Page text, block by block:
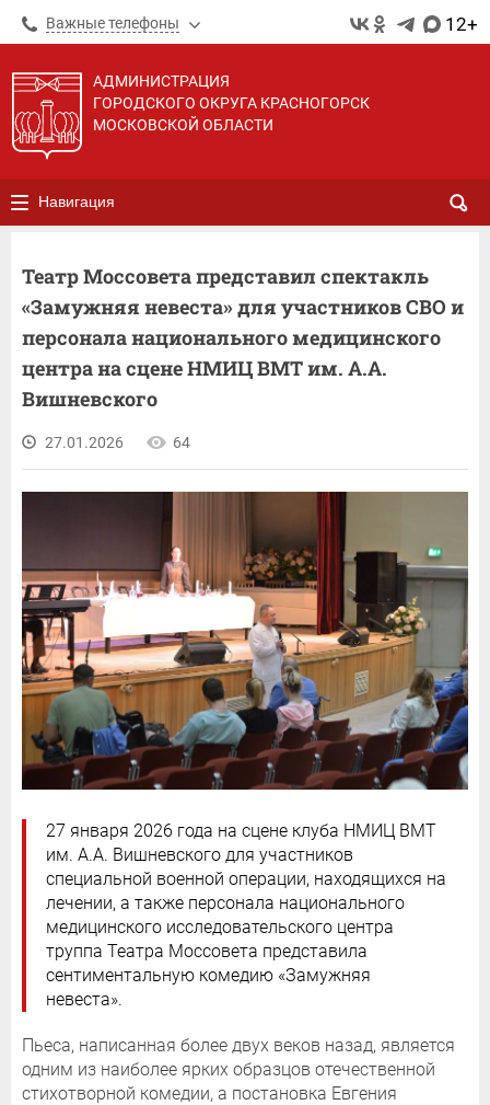
Важные телефоны 12+
АДМИНИСТРАЦИЯ
ГОРОДСКОГО ОКРУГА КРАСНОГОРСК
МОСКОВСКОЙ ОБЛАСТИ
Навигация
Театр Моссовета представил спектакль
«Замужняя невеста» для участников СВО и
персонала национального медицинского
центра на сцене НМИЦ ВМТ им. А.А.
Вишневского
27.01.2026 64
27 января 2026 года на сцене клуба НМИЦ ВМТ
им. А.А. Вишневского для участников
специальной военной операции, находящихся на
лечении, а также персонала национального
медицинского исследовательского центра
труппа Театра Моссовета представила
сентиментальную комедию «Замужняя
невеста».
Пьеса, написанная более двух веков назад, является
одним из наиболее ярких образцов отечественной
стихотворной комедии, а постановка Евгения